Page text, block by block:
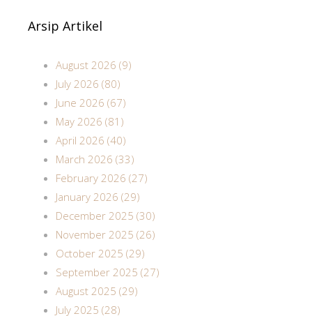
Arsip Artikel
August 2026 (9)
July 2026 (80)
June 2026 (67)
May 2026 (81)
April 2026 (40)
March 2026 (33)
February 2026 (27)
January 2026 (29)
December 2025 (30)
November 2025 (26)
October 2025 (29)
September 2025 (27)
August 2025 (29)
July 2025 (28)